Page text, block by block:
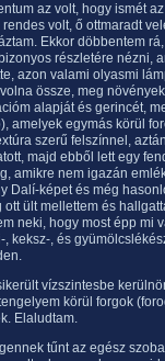
az volt, hogy ismét
volt, ő ottmaradt
Ekkor döbbentem
részletére nézni,
azon valami olyasmi
össze, meg
alapját és gerincét,
amelyek egymás körül
szerű felszínnel,
majd ebből lett egy
amikre nem igazán
Dalí-képet és még
ott ült mellettem és
neki, hogy most épp mi
keksz-, és
vízszintesbe
körül forgok
Elaludtam.
tűnt az egész